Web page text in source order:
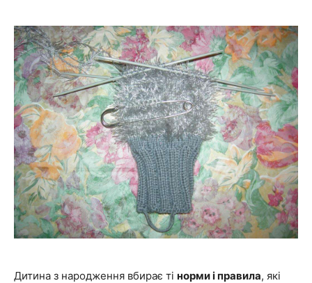
Дитина з народження вбирає ті норми і правила, які